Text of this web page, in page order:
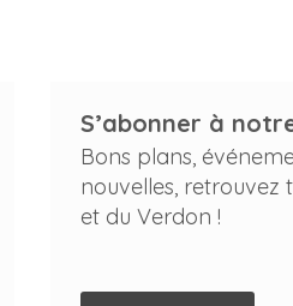
S’abonner à
Bons plans,
nouvelles, retrouvez
et du Verdon !